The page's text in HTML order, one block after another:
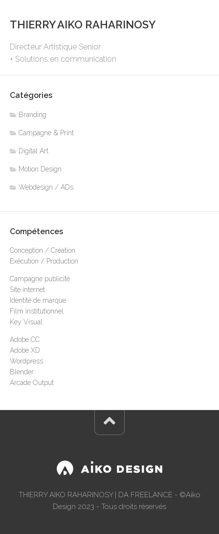
THIERRY AIKO RAHARINOSY
Directeur Artistique Senior
+ Solutions en communication
Catégories
Branding
Campagne & Print
Digital Art
Motion Design
Webdesign / ADs
Compétences
Conception / Création
Exécution / Production
Campagne publicité
Site internet
Identité de marque
Film institutionnel
Key Visual
Adobe CC
Adobe XD
Wordpress
Blender
Arcade Output
THIERRY AIKO RAHARINOSY | DA FREELANCE - ©Aiko
Design 2023 - Tous droits réservés